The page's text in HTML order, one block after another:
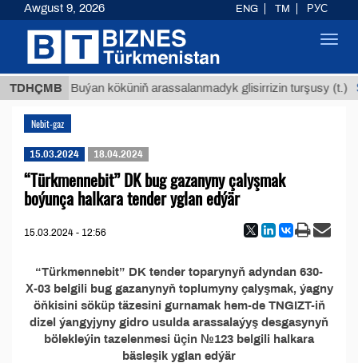
TDHÇMBBuýan köküniň arassalanmadyk glisirrizin turşusy (t.)
Nebit-gaz
15.03.2024 18.04.2024
“Türkmennebit” DK bug gazanyny çalyşmak
boýunça halkara tender yglan edýär
15.03.2024 - 12:56
“Türkmennebit” DK tender toparynyň adyndan 630-
Х-03 belgili bug gazanynyň toplumyny çalyşmak, ýagny
öňkisini söküp täzesini gurnamak hem-de TNGIZT-iň
dizel ýangyjyny gidro usulda arassalaýyş desgasynyň
bölekleýin tazelenmesi üçin №123 belgili halkara
bäsleşik yglan edýär
Awgust 9, 2026 ENG TM РУС